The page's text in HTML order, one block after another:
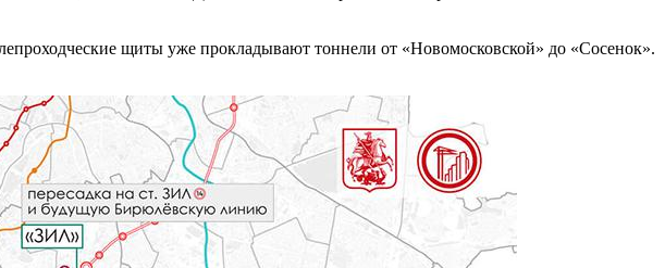
щиты уже прокладывают тоннели от «Новомосковской» до «Сосенок».